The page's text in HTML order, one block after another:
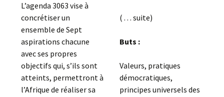
L’agenda 3063 vise à
concrétiser un
ensemble de Sept
aspirations chacune
avec ses propres
objectifs qui, s’ils sont
atteints, permettront à
l’Afrique de réaliser sa
( . . . suite)
Buts :
Valeurs, pratiques
démocratiques,
principes universels des